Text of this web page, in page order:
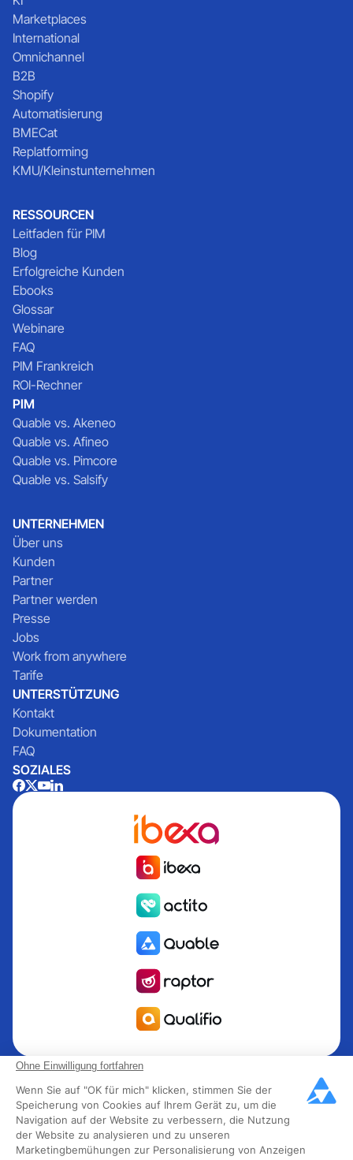
Ohne Einwilligung fortfahren
Wenn Sie auf "OK für mich" klicken, stimmen Sie der
Speicherung von Cookies auf Ihrem Gerät zu, um die
Navigation auf der Website zu verbessern, die Nutzung
der Website zu analysieren und zu unseren
Marketingbemühungen zur Personalisierung von Anzeigen
Marketplaces
International
Omnichannel
B2B
Shopify
Automatisierung
BMECat
Replatforming
KMU/Kleinstunternehmen
RESSOURCEN
Leitfaden für PIM
Blog
Erfolgreiche Kunden
Ebooks
Glossar
Webinare
FAQ
PIM Frankreich
ROI-Rechner
PIM
Quable vs. Akeneo
Quable vs. Afineo
Quable vs. Pimcore
Quable vs. Salsify
UNTERNEHMEN
Über uns
Kunden
Partner
Partner werden
Presse
Jobs
Work from anywhere
Tarife
UNTERSTÜTZUNG
Kontakt
Dokumentation
FAQ
SOZIALES
Quable ist die PIM für das Informationsmanagement Produkt
PIM für Marken und Hersteller, die nach Wachstum streben.
Groupe Rocher, Mitsubishi Electric, Escada, Berluti, Delsey,
North Sails, Liberated Brands, MCO Regent und mehr als
300 führende Marken in 85 Ländern haben sich für Quable